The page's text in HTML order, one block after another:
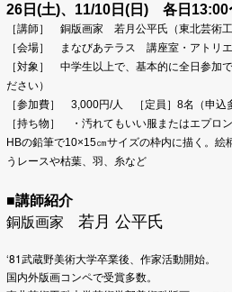
26日(土)、11/10日(日) 各日13:00
［講師］ 銅版画家 若月公平氏（東北芸術工
［会場］ まなびあテラス 講座室・アトリエ
［対象］ 中学生以上で、基本的に全日参加
ださい）
［参加費］ 3,000円/人 ［定員］8名（申込
［持ち物］ ・汚れてもいい服またはエプロ
HBの鉛筆で10×15㎝サイズの枠内に描く。絵
うレースや枯葉、羽、糸など
■講師紹介
銅版画家 若月 公平氏
‘81武蔵野美術大学卒業後、作家活動開始。
国内外版画コンペで受賞多数。